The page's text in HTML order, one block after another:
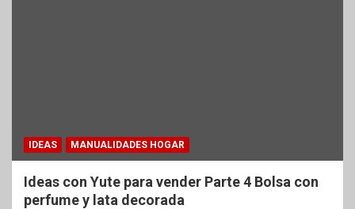
IDEAS MANUALIDADES HOGAR
Ideas con Yute para vender Parte 4 Bolsa con
perfume y lata decorada